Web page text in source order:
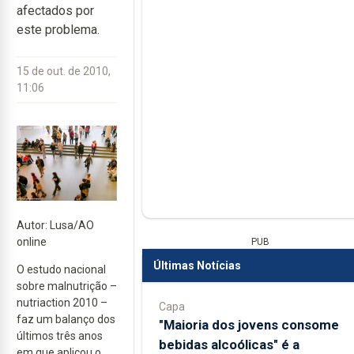
afectados por
este problema.
15 de out. de 2010,
11:06
Autor: Lusa/AO
online
O estudo nacional
sobre malnutrição –
nutriaction 2010 –
faz um balanço dos
últimos três anos
PUB
Últimas Notícias
Capa
"Maioria dos jovens consome
bebidas alcoólicas" é a